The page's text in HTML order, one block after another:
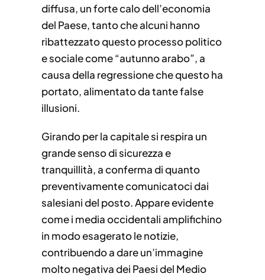
diffusa, un forte calo dell’economia
del Paese, tanto che alcuni hanno
ribattezzato questo processo politico
e sociale come “autunno arabo”, a
causa della regressione che questo ha
portato, alimentato da tante false
illusioni.
Girando per la capitale si respira un
grande senso di sicurezza e
tranquillità, a conferma di quanto
preventivamente comunicatoci dai
salesiani del posto. Appare evidente
come i media occidentali amplifichino
in modo esagerato le notizie,
contribuendo a dare un’immagine
molto negativa dei Paesi del Medio